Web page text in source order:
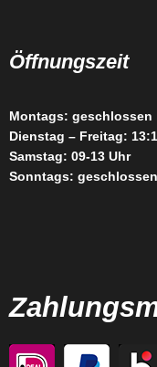
Öffnungszeit
Montags: geschlossen
Dienstag – Freitag:
Samstag: 09-13 Uhr
Sonntags: geschlossen